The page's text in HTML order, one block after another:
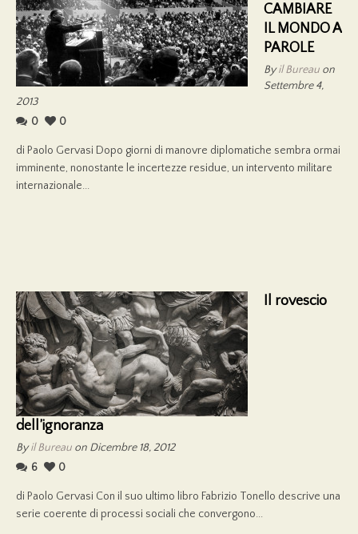
CAMBIARE
IL MONDO A
PAROLE
Byil Bureau on
Settembre 4,
2013
0
0
di Paolo Gervasi Dopo giorni di manovre diplomatiche sembra ormai
imminente, nonostante le incertezze residue, un intervento militare
internazionale...
Il rovescio
dell’ignoranza
Byil Bureau on Dicembre 18, 2012
6
0
di Paolo Gervasi Con il suo ultimo libro Fabrizio Tonello descrive una
serie coerente di processi sociali che convergono...